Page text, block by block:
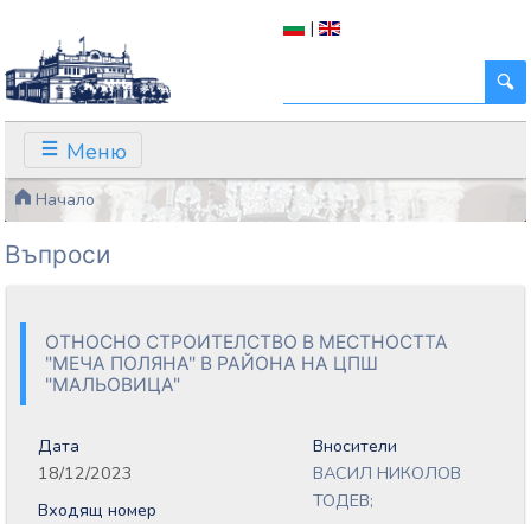
|
Меню
Начало
Въпроси
ОТНОСНО СТРОИТЕЛСТВО В МЕСТНОСТТА
"МЕЧА ПОЛЯНА" В РАЙОНА НА ЦПШ
"МАЛЬОВИЦА"
Дата
18/12/2023
Входящ номер
Вносители
ВАСИЛ НИКОЛОВ
ТОДЕВ;